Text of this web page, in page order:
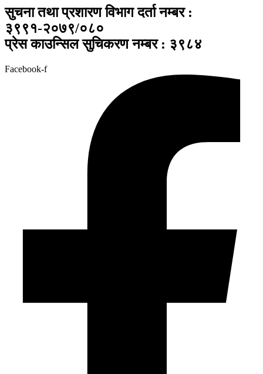
सुचना तथा प्रशारण विभाग दर्ता नम्बर :
३९९१-२०७९/०८०
प्रेस काउन्सिल सुचिकरण नम्बर : ३९८४
Facebook-f